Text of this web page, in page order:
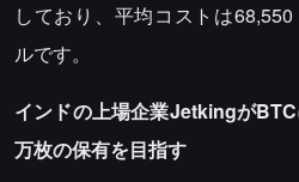
しており、平均コストは
ルです。
インドの上場企業Jetkingが
万枚の保有を目指す